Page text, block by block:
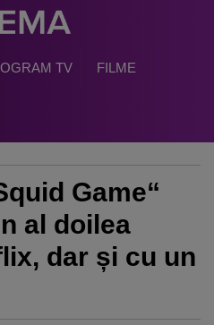
TV FILME
Game“
al doilea
dar și cu un